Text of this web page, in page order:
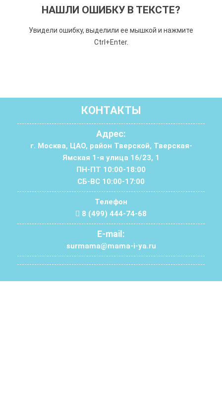
НАШЛИ ОШИБКУ В ТЕКСТЕ?
Увидели ошибку, выделили ее мышкой и нажмите
Ctrl+Enter.
КОНТАКТЫ
Адрес:
г. Москва, ЦАО, район Тверской, Тверская-
Ямская 1-я улица 16/23, 1
ПН-ПТ 10:00-18:00
СБ-ВС 10:00-17:00
Телефон
8 (499) 444-74-68
E-mail:
surmama@mama-i-ya.ru